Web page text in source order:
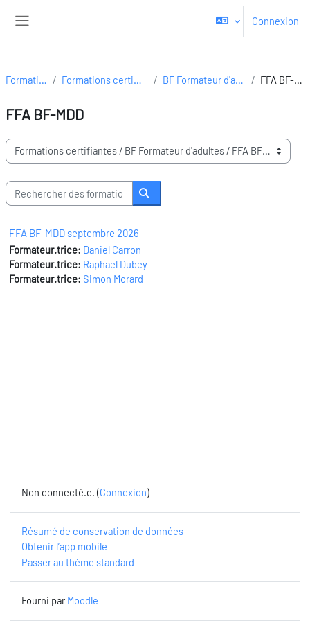
Connexion
Formations Formations certifiantes BF Formateur d'adultes FFA BF-MDD
FFA BF-MDD
Domaines de formation
Rechercher des formations
Rechercher des formations
FFA BF-MDD septembre 2026
Formateur.trice: Daniel Carron
Formateur.trice: Raphael Dubey
Formateur.trice: Simon Morard
Non connecté.e. (Connexion)
Résumé de conservation de données
Obtenir l’app mobile
Passer au thème standard
Fourni par Moodle